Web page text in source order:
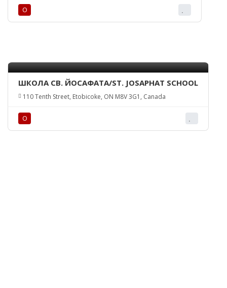
О
ШКОЛА СВ. ЙОСАФАТА/ST. JOSAPHAT SCHOOL
110 Tenth Street, Etobicoke, ON M8V 3G1, Canada
О